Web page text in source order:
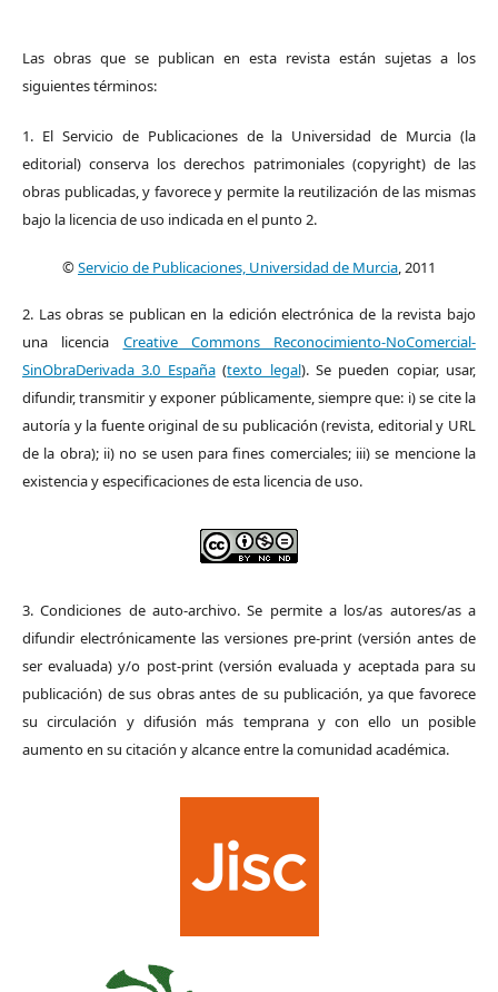
Las obras que se publican en esta revista están sujetas a los
siguientes términos:
1. El Servicio de Publicaciones de la Universidad de Murcia (la
editorial) conserva los derechos patrimoniales (copyright) de las
obras publicadas, y favorece y permite la reutilización de las mismas
bajo la licencia de uso indicada en el punto 2.
©Servicio de Publicaciones, Universidad de Murcia, 2011
2. Las obras se publican en la edición electrónica de la revista bajo
una licencia Creative Commons Reconocimiento-NoComercial-
SinObraDerivada 3.0 España(texto legal). Se pueden copiar, usar,
difundir, transmitir y exponer públicamente, siempre que: i) se cite la
autoría y la fuente original de su publicación (revista, editorial y URL
de la obra); ii) no se usen para fines comerciales; iii) se mencione la
existencia y especificaciones de esta licencia de uso.
3. Condiciones de auto-archivo. Se permite a los/as autores/as a
difundir electrónicamente las versiones pre-print (versión antes de
ser evaluada) y/o post-print (versión evaluada y aceptada para su
publicación) de sus obras antes de su publicación, ya que favorece
su circulación y difusión más temprana y con ello un posible
aumento en su citación y alcance entre la comunidad académica.